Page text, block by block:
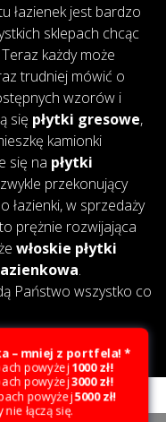
łazienek jest bardzo
sklepach chcąc
każdy może
trudniej mówić o
wzorów i
się płytki gresowe,
kamionki
się na płytki
przekonujący
łazienki, w sprzedaży
prężnie rozwijająca
włoskie płytki
.
Państwo wszystko co
Created by Webcat
– mniej z portfela! *
powyżej1000 zł!
powyżej3000 zł!
powyżej5000 zł!
łączą się.